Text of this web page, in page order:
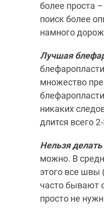
более проста
поиск более
намного
Лучшая
множество
никаких
длится всего
Нельзя
можно. В
этого все швы
часто бывают
просто не